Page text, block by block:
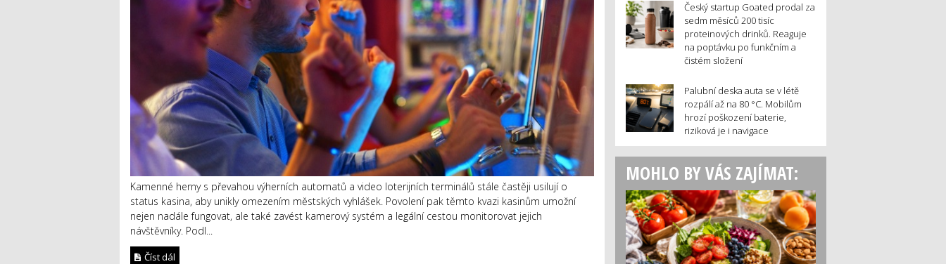
Kamenné herny s převahou výherních automatů a video loterijních terminálů stále častěji usilují o
status kasina, aby unikly omezením městských vyhlášek. Povolení pak těmto kvazi kasinům umožní
nejen nadále fungovat, ale také zavést kamerový systém a legální cestou monitorovat jejich
návštěvníky. Podl...
Číst dál
Český startup Goated prodal za
sedm měsíců 200 tisíc
proteinových drinků. Reaguje
na poptávku po funkčním a
čistém složení
Palubní deska auta se v létě
rozpálí až na 80 °C. Mobilům
hrozí poškození baterie,
riziková je i navigace
MOHLO BY VÁS ZAJÍMAT: